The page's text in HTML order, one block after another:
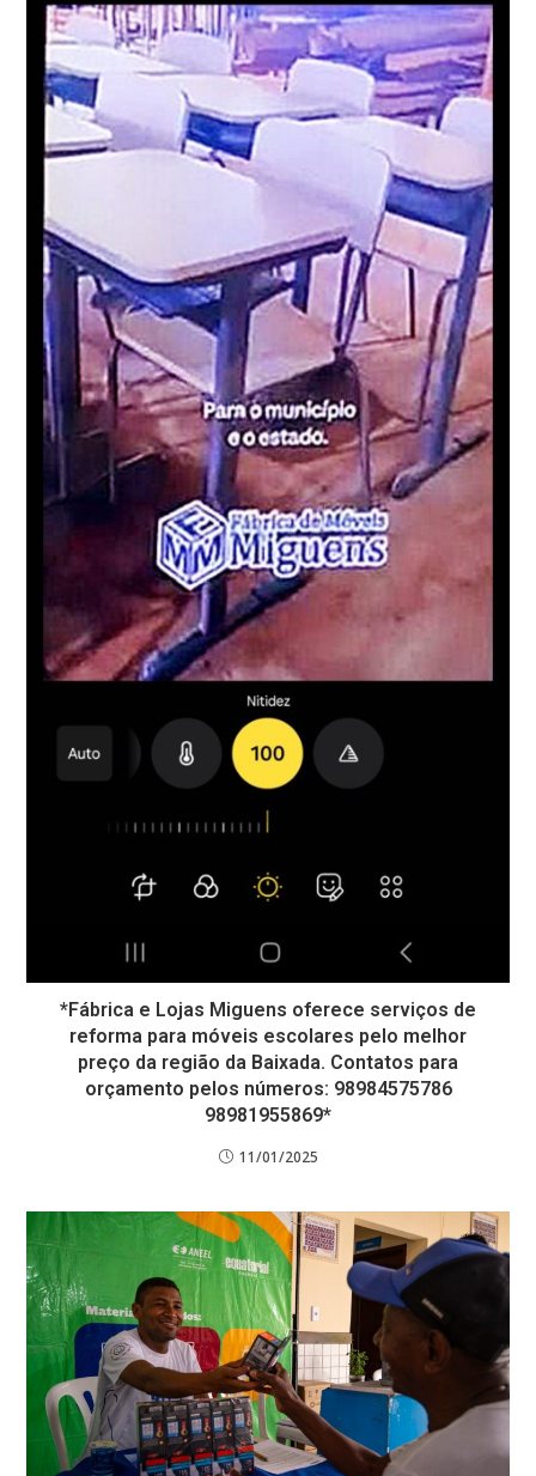
*Fábrica e Lojas Miguens oferece serviços de
reforma para móveis escolares pelo melhor
preço da região da Baixada. Contatos para
orçamento pelos números: 98984575786
98981955869*
11/01/2025